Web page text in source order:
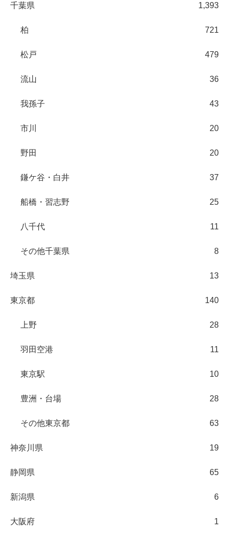
千葉県 1,393
柏 721
松戸 479
流山 36
我孫子 43
市川 20
野田 20
鎌ケ谷・白井 37
船橋・習志野 25
八千代 11
その他千葉県 8
埼玉県 13
東京都 140
上野 28
羽田空港 11
東京駅 10
豊洲・台場 28
その他東京都 63
神奈川県 19
静岡県 65
新潟県 6
大阪府 1